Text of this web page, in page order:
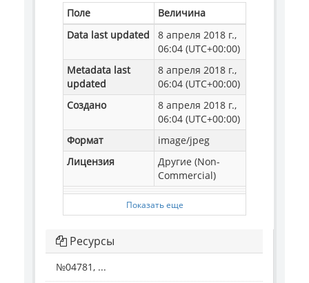
Поле
Величина
Data last updated
8 апреля 2018 г.,
06:04 (UTC+00:00)
Metadata last
updated
8 апреля 2018 г.,
06:04 (UTC+00:00)
Создано
8 апреля 2018 г.,
06:04 (UTC+00:00)
Формат
image/jpeg
Лицензия
Другие (Non-
Commercial)
Показать еще
Ресурсы
№04781, ...